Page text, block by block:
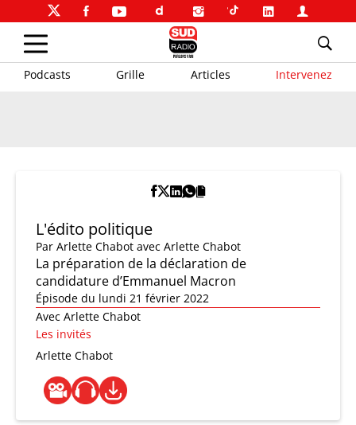
Podcasts Grille Articles Intervenez
L'édito politique
Par Arlette Chabot avec Arlette Chabot
La préparation de la déclaration de
candidature d’Emmanuel Macron
Épisode du lundi 21 février 2022
Avec Arlette Chabot
Les invités
Arlette Chabot